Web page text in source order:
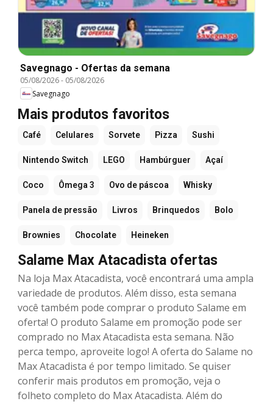
Savegnago - Ofertas da semana
05/08/2026- 05/08/2026
Savegnago
Mais produtos favoritos
Café Celulares Sorvete Pizza Sushi
Nintendo Switch LEGO Hambúrguer Açaí
Coco Ômega 3 Ovo de páscoa Whisky
Panela de pressão Livros Brinquedos Bolo
Brownies Chocolate Heineken
Salame Max Atacadista ofertas
Na loja Max Atacadista, você encontrará uma ampla
variedade de produtos. Além disso, esta semana
você também pode comprar o produto Salame em
oferta! O produto Salame em promoção pode ser
comprado no Max Atacadista esta semana. Não
perca tempo, aproveite logo! A oferta do Salame no
Max Atacadista é por tempo limitado. Se quiser
conferir mais produtos em promoção, veja o
folheto completo do Max Atacadista. Além do